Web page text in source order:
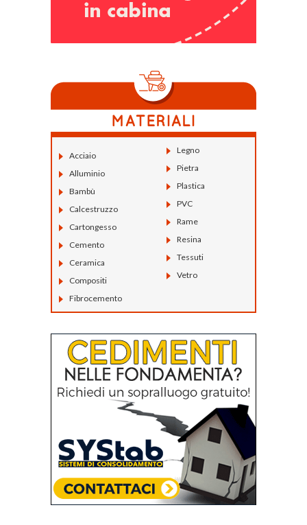
Acciaio
Alluminio
Bambù
Calcestruzzo
Cartongesso
Cemento
Ceramica
Compositi
Fibrocemento
Legno
Pietra
Plastica
PVC
Rame
Resina
Tessuti
Vetro